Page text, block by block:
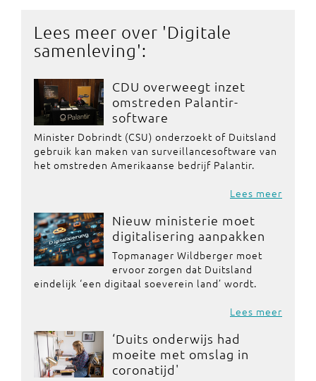
Lees meer over 'Digitale
samenleving':
CDU overweegt inzet
omstreden Palantir-
software
Minister Dobrindt (CSU) onderzoekt of Duitsland
gebruik kan maken van surveillancesoftware van
het omstreden Amerikaanse bedrijf Palantir.
Lees meer
Nieuw ministerie moet
digitalisering aanpakken
Topmanager Wildberger moet
ervoor zorgen dat Duitsland
eindelijk ‘een digitaal soeverein land’ wordt.
Lees meer
‘Duits onderwijs had
moeite met omslag in
coronatijd'